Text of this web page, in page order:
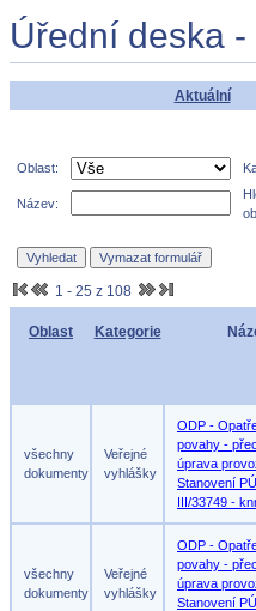
Úřední deska
Aktuální
Oblast:
Název:
1 - 25 z 108
Oblast Kategorie
všechny
dokumenty
Veřejné
vyhlášky
ODP -
povahy -
úprava
Stanovení
III/33749 -
všechny
dokumenty
Veřejné
vyhlášky
ODP -
povahy -
úprava
Stanovení